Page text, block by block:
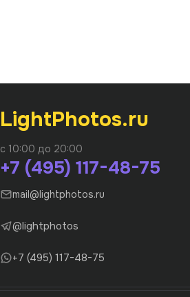
LightPhotos.ru
с 10:00 до 20:00
+7 (495) 117-48-75
mail@lightphotos.ru
@lightphotos
+7 (495) 117-48-75